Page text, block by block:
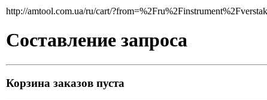
http://amtool.com.ua/ru/cart/
Составление запроса
Корзина заказов пуста